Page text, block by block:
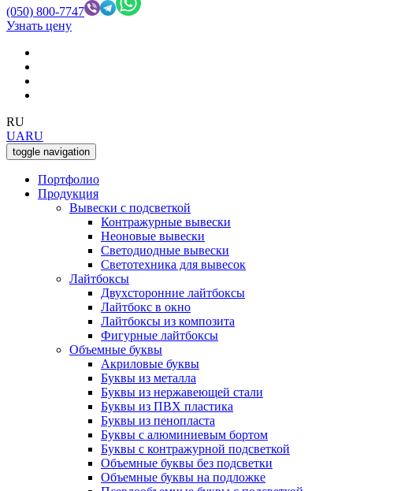
(050) 800-7747
Узнать цену
RU
UARU
toggle navigation
Портфолио
Продукция
Вывески с подсветкой
Контражурные вывески
Неоновые вывески
Светодиодные вывески
Светотехника для вывесок
Лайтбоксы
Двухсторонние лайтбоксы
Лайтбокс в окно
Лайтбоксы из композита
Фигурные лайтбоксы
Объемные буквы
Акриловые буквы
Буквы из металла
Буквы из нержавеющей стали
Буквы из ПВХ пластика
Буквы из пенопласта
Буквы с алюминиевым бортом
Буквы с контражурной подсветкой
Объемные буквы без подсветки
Объемные буквы на подложке